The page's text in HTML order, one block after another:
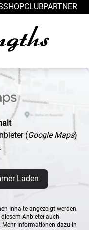
SHOPCLUBPARTNER
(Google Maps)
Laden
Inhalte angezeigt werden.
Anbieter auch
Mehr Informationen dazu in